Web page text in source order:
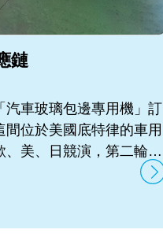
鏈
汽車玻璃包邊專用機」訂
位於美國底特律的車用
美、日競演，第二輪與